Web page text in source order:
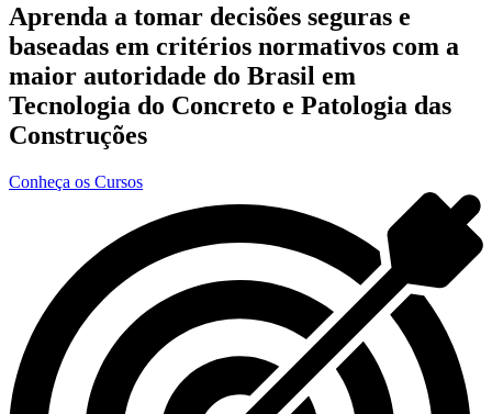
Aprenda a tomar decisões seguras e
baseadas em critérios normativos com a
maior autoridade do Brasil em
Tecnologia do Concreto e Patologia das
Construções
Conheça os Cursos